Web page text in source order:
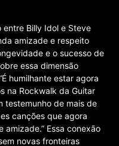
entre Billy Idol e Steve
amizade e respeito
e o sucesso de
essa dimensão
humilhante estar agora
na Rockwalk da Guitar
testemunho de mais de
canções que agora
Essa conexão
novas fronteiras